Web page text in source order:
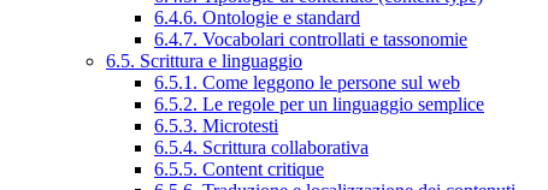
6.4.6. Ontologie e standard
6.4.7. Vocabolari controllati e tassonomie
6.5. Scrittura e linguaggio
6.5.1. Come leggono le persone sul web
6.5.2. Le regole per un linguaggio semplice
6.5.3. Microtesti
6.5.4. Scrittura collaborativa
6.5.5. Content critique